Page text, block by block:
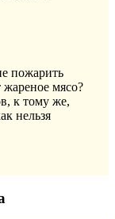
пожарить
мясо?
к тому же,
нельзя